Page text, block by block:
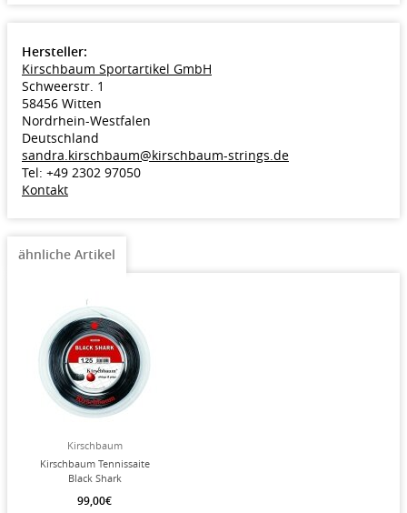
Hersteller:
Kirschbaum Sportartikel GmbH
Schweerstr. 1
58456 Witten
Nordrhein-Westfalen
Deutschland
sandra.kirschbaum@kirschbaum-strings.de
Tel: +49 2302 97050
Kontakt
ähnliche Artikel
Kirschbaum
Kirschbaum Tennissaite
Black Shark
schwarz 200m Rolle
99,00€